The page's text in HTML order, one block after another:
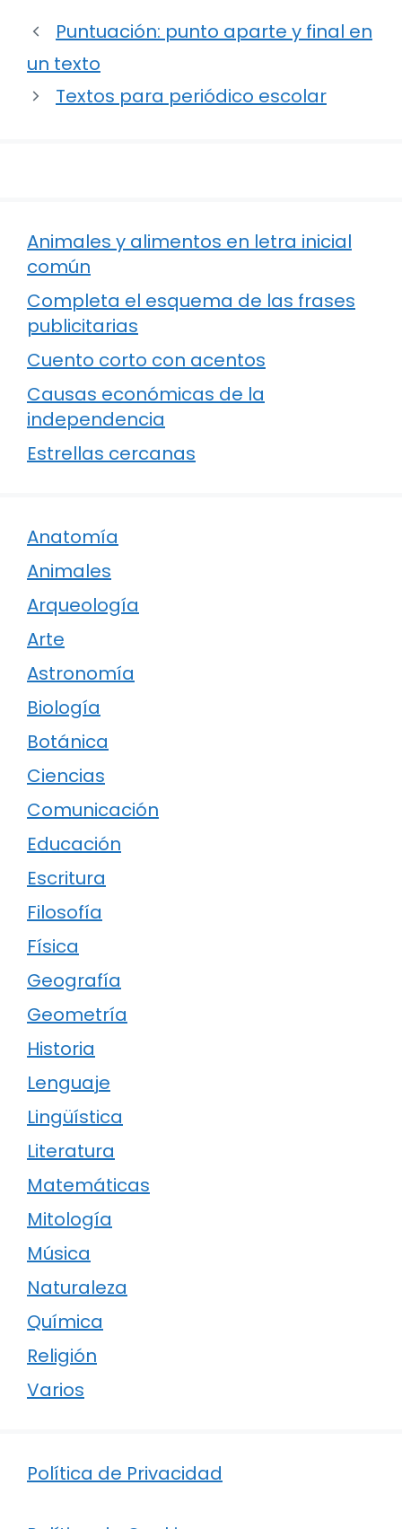
Puntuación: punto aparte y final en
un texto
Textos para periódico escolar
Animales y alimentos en letra inicial
común
Completa el esquema de las frases
publicitarias
Cuento corto con acentos
Causas económicas de la
independencia
Estrellas cercanas
Anatomía
Animales
Arqueología
Arte
Astronomía
Biología
Botánica
Ciencias
Comunicación
Educación
Escritura
Filosofía
Física
Geografía
Geometría
Historia
Lenguaje
Lingüística
Literatura
Matemáticas
Mitología
Música
Naturaleza
Química
Religión
Varios
Política de Privacidad